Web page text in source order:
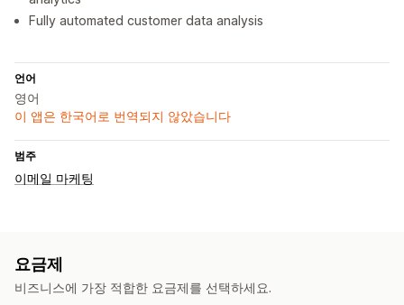
Fully automated customer data analysis
언어
영어
이 앱은 한국어로 번역되지 않았습니다
범주
이메일 마케팅
요금제
비즈니스에 가장 적합한 요금제를 선택하세요.